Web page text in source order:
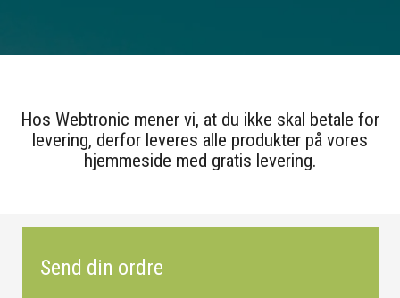
Hos Webtronic mener vi, at du ikke skal betale for
levering, derfor leveres alle produkter på vores
hjemmeside med gratis levering.
Send din ordre